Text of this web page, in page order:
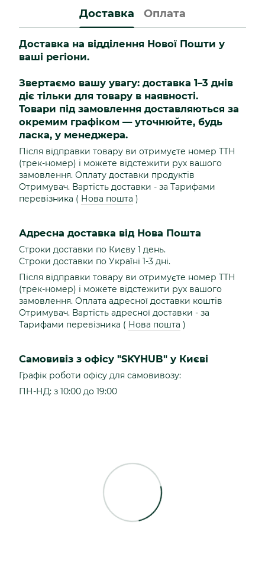
Доставка Оплата
Доставка на відділення Нової Пошти у
ваші регіони.
Звертаємо вашу увагу: доставка 1–3 днів
діє тільки для товару в наявності.
Товари під замовлення доставляються за
окремим графіком — уточнюйте, будь
ласка, у менеджера.
Після відправки товару ви отримуєте номер ТТН
(трек-номер) і можете відстежити рух вашого
замовлення. Оплату доставки продуктів
Отримувач. Вартість доставки - за Тарифами
перевізника ( Нова пошта )
Адресна доставка від Нова Пошта
Строки доставки по Києву 1 день.
Строки доставки по Україні 1-3 дні.
Після відправки товару ви отримуєте номер ТТН
(трек-номер) і можете відстежити рух вашого
замовлення. Оплата адресної доставки коштів
Отримувач. Вартість адресної доставки - за
Тарифами перевізника ( Нова пошта )
Самовивіз з офісу "SKYHUB" у Києві
Графік роботи офісу для самовивозу:
ПН-НД: з 10:00 до 19:00